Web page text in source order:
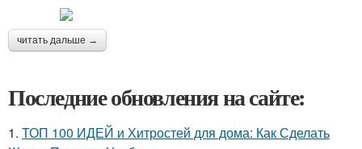
читать дальше →
Последние обновления на сайте:
1. ТОП 100 ИДЕЙ и Хитростей для дома: Как Сделать